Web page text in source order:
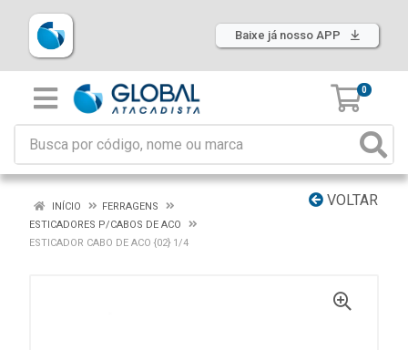
Baixe já nosso APP
0
VOLTAR
INÍCIO
FERRAGENS
ESTICADORES P/CABOS DE ACO
ESTICADOR CABO DE ACO {02} 1/4